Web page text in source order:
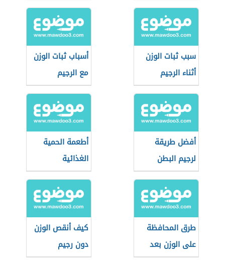
للرجيم
سبب ثبات الوزن
أثناء الرجيم
أسباب ثبات الوزن
مع الرجيم
أفضل طريقة
لرجيم البطن
أطعمة الحمية
الغذائية
طرق المحافظة
على الوزن بعد
الرجيم
كيف أنقص الوزن
دون رجيم